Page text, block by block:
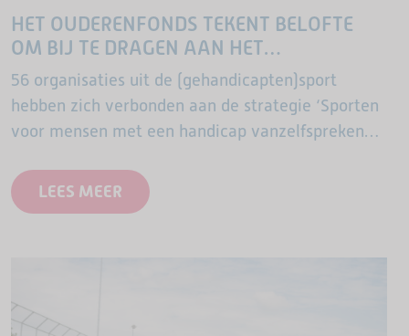
HET OUDERENFONDS TEKENT BELOFTE
OM BIJ TE DRAGEN AAN HET
VANZELFSPREKEND MAKEN VAN SPORTEN
VOOR MENSEN MET EEN HANDICAP.
56 organisaties uit de (gehandicapten)sport
hebben zich verbonden aan de strategie ‘Sporten
voor mensen met een handicap vanzelfsprekend
LEES MEER